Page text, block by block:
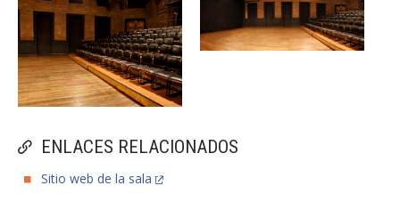
ENLACES RELACIONADOS
Sitio web de la sala